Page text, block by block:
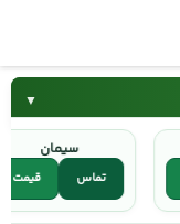
▼
میلگرد
شیرآلات
سیمان
قیمت تماس